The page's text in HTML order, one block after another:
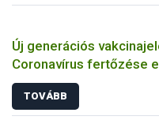
Új generációs
Coronavírus fertőzése
TOVÁBB